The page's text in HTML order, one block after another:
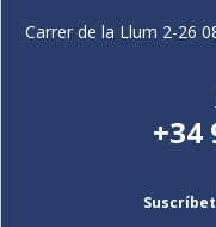
Carrer de la Llum 2-26
+34